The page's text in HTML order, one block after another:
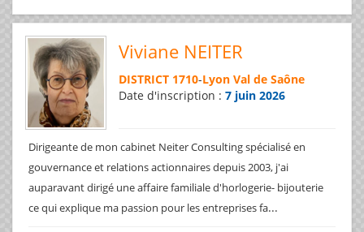
Viviane NEITER
DISTRICT 1710-Lyon Val de Saône
Date d'inscription : 7 juin 2026
Dirigeante de mon cabinet Neiter Consulting spécialisé en
gouvernance et relations actionnaires depuis 2003, j'ai
auparavant dirigé une affaire familiale d'horlogerie- bijouterie
ce qui explique ma passion pour les entreprises fa...